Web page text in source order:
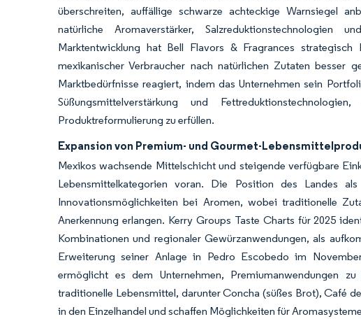
überschreiten, auffällige schwarze achteckige Warnsiegel
natürliche Aromaverstärker, Salzreduktionstechnologien
Marktentwicklung hat Bell Flavors & Fragrances
mexikanischer Verbraucher nach natürlichen Zutaten
Marktbedürfnisse reagiert, indem das Unternehmen sein
Süßungsmittelverstärkung und
Produktreformulierung zu erfüllen.
Expansion von Premium- und Gourmet-
Mexikos wachsende Mittelschicht und steigende verfügbare
Lebensmittelkategorien voran. Die Position des Landes
Innovationsmöglichkeiten bei Aromen, wobei traditionelle
Anerkennung erlangen. Kerry Groups Taste Charts für 2025
Kombinationen und regionaler Gewürzanwendungen, als
Erweiterung seiner Anlage in Pedro Escobedo im
ermöglicht es dem Unternehmen, Premiumanwendungen
traditionelle Lebensmittel, darunter Concha (süßes Brot), Café
in den Einzelhandel und schaffen Möglichkeiten für